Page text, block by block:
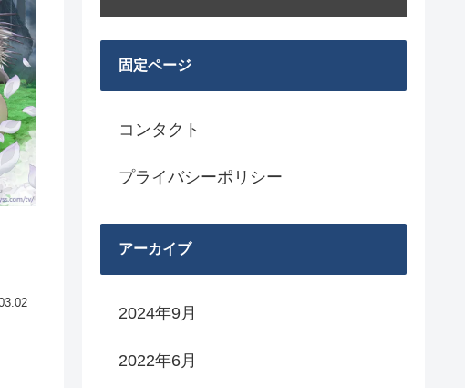
固定ページ
コンタクト
プライバシーポリシー
アーカイブ
2024年9月
2022年6月